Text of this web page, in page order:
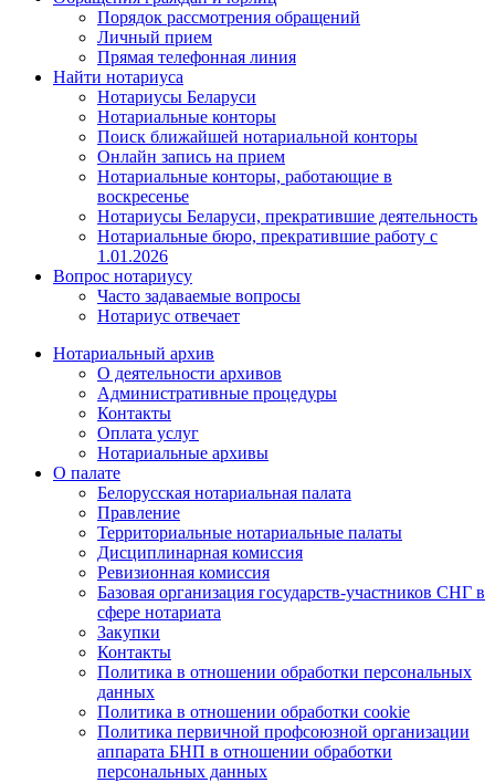
Порядок рассмотрения обращений
Личный прием
Прямая телефонная линия
Найти нотариуса
Нотариусы Беларуси
Нотариальные конторы
Поиск ближайшей нотариальной конторы
Онлайн запись на прием
Нотариальные конторы, работающие в
воскресенье
Нотариусы Беларуси, прекратившие деятельность
Нотариальные бюро, прекратившие работу с
1.01.2026
Вопрос нотариусу
Часто задаваемые вопросы
Нотариус отвечает
Нотариальный архив
О деятельности архивов
Административные процедуры
Контакты
Оплата услуг
Нотариальные архивы
О палате
Белорусская нотариальная палата
Правление
Территориальные нотариальные палаты
Дисциплинарная комиссия
Ревизионная комиссия
Базовая организация государств-участников СНГ в
сфере нотариата
Закупки
Контакты
Политика в отношении обработки персональных
данных
Политика в отношении обработки cookie
Политика первичной профсоюзной организации
аппарата БНП в отношении обработки
персональных данных